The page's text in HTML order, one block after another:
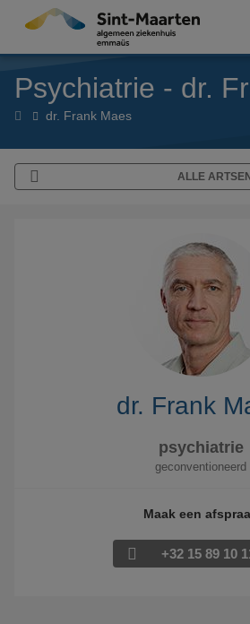
Overslaan en naar de inhoud gaan
Psychiatrie - dr.
Artsendr. Frank Maes
ALLE ARTSEN
dr. Frank
psychiatrie
geconventioneerd
Maak een
+32 15 89 10